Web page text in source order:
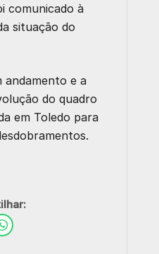
comunicado à
situação do
andamento e a
do quadro
em Toledo para